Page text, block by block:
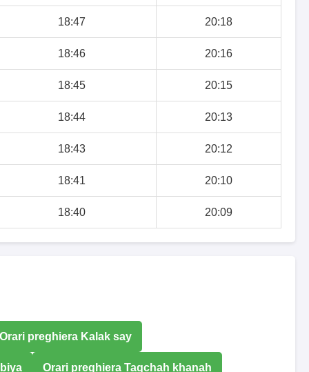
18:47 20:18
18:46 20:16
18:45 20:15
18:44 20:13
18:43 20:12
18:41 20:10
18:40 20:09
Orari preghiera Kalak say
Orari preghiera Taqchah khanah